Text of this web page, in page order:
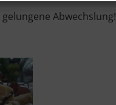
Abwechslung!